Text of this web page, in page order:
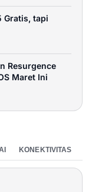
Gratis, tapi
Resurgence
Maret Ini
KONEKTIVITAS